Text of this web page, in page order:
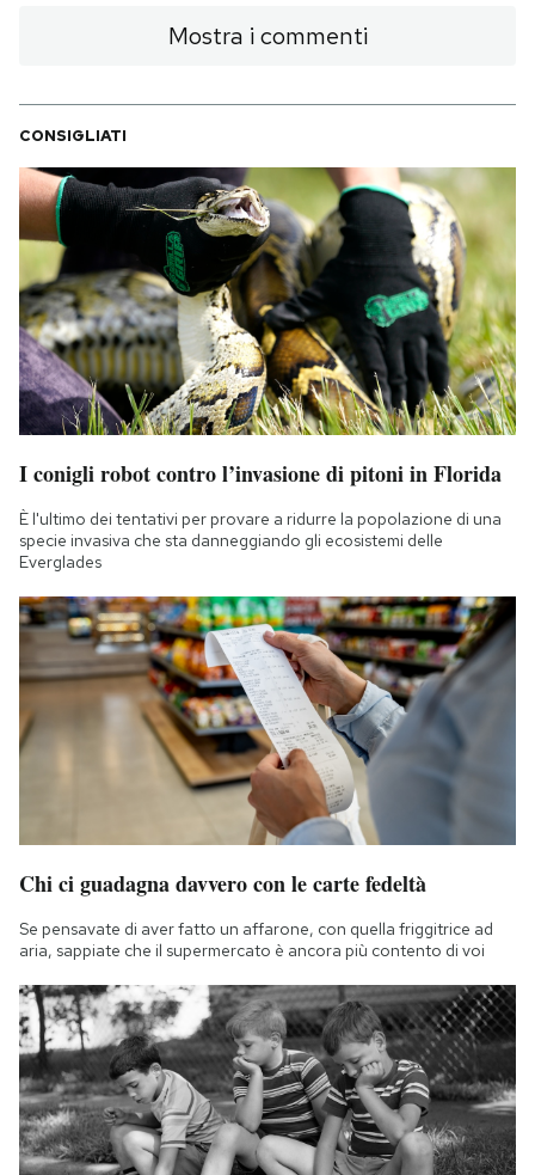
Mostra i commenti
CONSIGLIATI
I conigli robot contro l’invasione di pitoni in Florida
È l'ultimo dei tentativi per provare a ridurre la popolazione di una
specie invasiva che sta danneggiando gli ecosistemi delle
Everglades
Chi ci guadagna davvero con le carte fedeltà
Se pensavate di aver fatto un affarone, con quella friggitrice ad
aria, sappiate che il supermercato è ancora più contento di voi